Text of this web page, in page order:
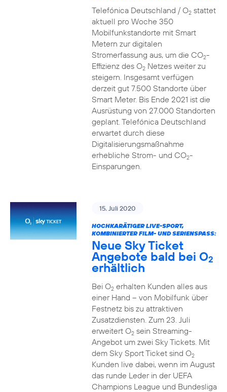
Telefónica Deutschland / O2stattet
aktuell pro Woche 350
Mobilfunkstandorte mit Smart
Metern zur digitalen
Stromerfassung aus, um die CO2-
Effizienz des O2Netzes weiter zu
steigern. Insgesamt verfügen
derzeit gut 7.500 Standorte über
Smart Meter. Bis Ende 2021 ist die
Ausrüstung von 27.000 Standorten
geplant. Telefónica Deutschland
erwartet durch diese
Digitalisierungsmaßnahme
erhebliche Strom- und CO2-
Einsparungen.
15. Juli 2020
HOCHKARÄTIGER LIVE-SPORT,
KOMBINIERTER FILM- UND SERIENSPASS:
Neue Sky Ticket
Angebote bald bei O2
erhältlich
Bei O2erhalten Kunden alles aus
einer Hand – von Mobilfunk über
Festnetz bis zu attraktiven
Zusatzdiensten. Zum 23. Juli
erweitert O2sein Streaming-
Angebot um zwei Sky Tickets. Mit
dem Sky Sport Ticket sind O2
Kunden live dabei, wenn im August
das runde Leder in der UEFA
Champions League und Bundesliga